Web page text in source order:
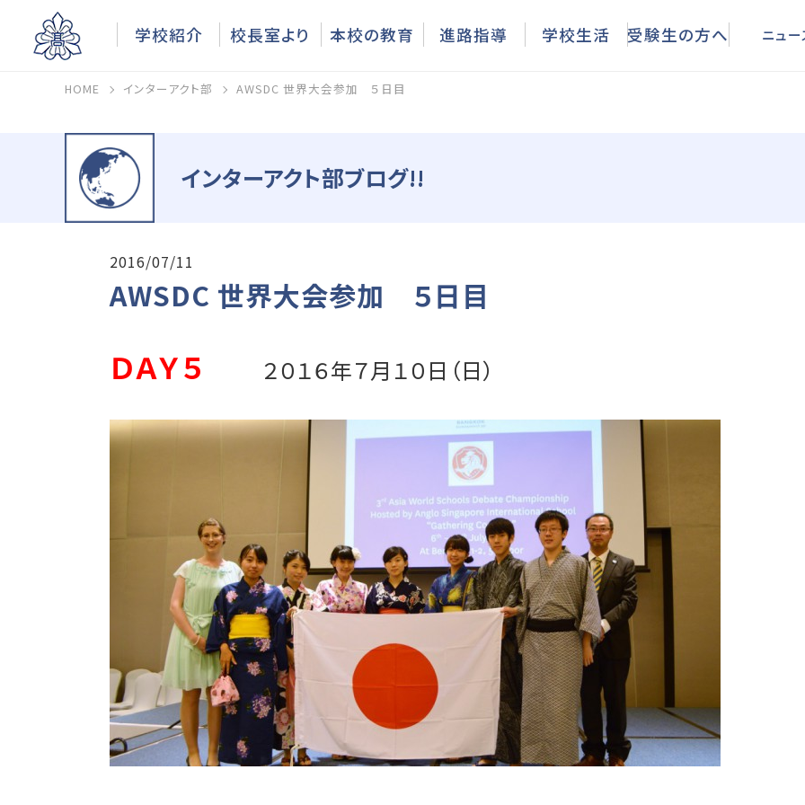
ニュー
HOME インターアクト部 AWSDC 世界大会参加 ５日目
インターアクト部ブログ!!
2016/07/11
AWSDC 世界大会参加 ５日目
ＤＡＹ５ ２０１６年７月１０日（日）
学校紹介 校長室より 本校の教育 進路指導 学校生活 受験生の方へ ニュー